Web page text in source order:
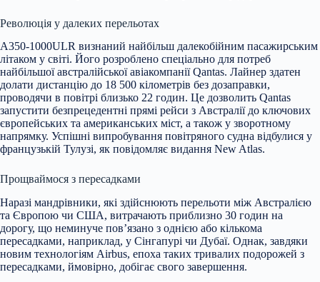
Революція у далеких перельотах
A350-1000ULR визнаний найбільш далекобійним пасажирським
літаком у світі. Його розроблено спеціально для потреб
найбільшої австралійської авіакомпанії Qantas. Лайнер здатен
долати дистанцію до 18 500 кілометрів без дозаправки,
проводячи в повітрі близько 22 годин. Це дозволить Qantas
запустити безпрецедентні прямі рейси з Австралії до ключових
європейських та американських міст, а також у зворотному
напрямку. Успішні випробування повітряного судна відбулися у
французькій Тулузі, як повідомляє видання New Atlas.
Прощваймося з пересадками
Наразі мандрівники, які здійснюють перельоти між Австралією
та Європою чи США, витрачають приблизно 30 годин на
дорогу, що неминуче пов’язано з однією або кількома
пересадками, наприклад, у Сінгапурі чи Дубаї. Однак, завдяки
новим технологіям Airbus, епоха таких тривалих подорожей з
пересадками, ймовірно, добігає свого завершення.